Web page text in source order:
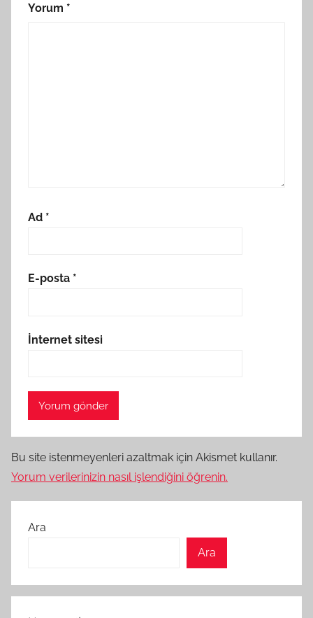
Yorum *
Ad *
E-posta *
İnternet sitesi
Bu site istenmeyenleri azaltmak için Akismet kullanır.
Yorum verilerinizin nasıl işlendiğini öğrenin.
Ara
Ara